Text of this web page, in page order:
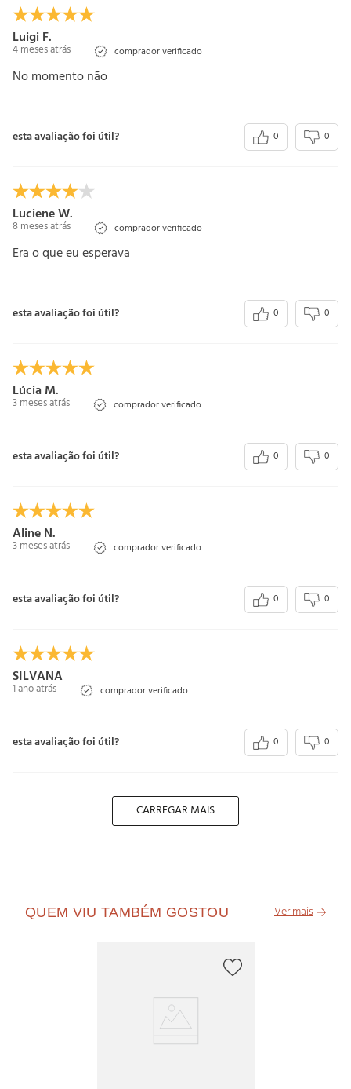
Luigi F.
4 meses atrás comprador verificado
No momento não
esta avaliação foi útil? 0 0
Luciene W.
8 meses atrás comprador verificado
Era o que eu esperava
esta avaliação foi útil? 0 0
Lúcia M.
3 meses atrás comprador verificado
esta avaliação foi útil? 0 0
Aline N.
3 meses atrás comprador verificado
esta avaliação foi útil? 0 0
SILVANA
1 ano atrás comprador verificado
esta avaliação foi útil? 0 0
CARREGAR MAIS
QUEM VIU TAMBÉM GOSTOU